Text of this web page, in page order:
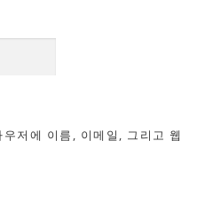
저에 이름, 이메일, 그리고 웹